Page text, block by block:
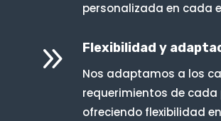
personalizada en cada
9 Flexibilidad y
Nos adaptamos a los
requerimientos de cada
ofreciendo flexibilidad